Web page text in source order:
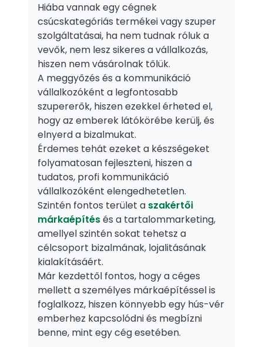
Hiába vannak egy cégnek
csúcskategóriás termékei vagy szuper
szolgáltatásai, ha nem tudnak róluk a
vevők, nem lesz sikeres a vállalkozás,
hiszen nem vásárolnak tőlük.
A meggyőzés és a kommunikáció
vállalkozóként a legfontosabb
szupererők, hiszen ezekkel érheted el,
hogy az emberek látókörébe kerülj, és
elnyerd a bizalmukat.
Érdemes tehát ezeket a készségeket
folyamatosan fejleszteni, hiszen a
tudatos, profi kommunikáció
vállalkozóként elengedhetetlen.
Szintén fontos terület a szakértői
márkaépítésés a tartalommarketing,
amellyel szintén sokat tehetsz a
célcsoport bizalmának, lojalitásának
kialakításáért.
Már kezdettől fontos, hogy a céges
mellett a személyes márkaépítéssel is
foglalkozz, hiszen könnyebb egy hús-vér
emberhez kapcsolódni és megbízni
benne, mint egy cég esetében.